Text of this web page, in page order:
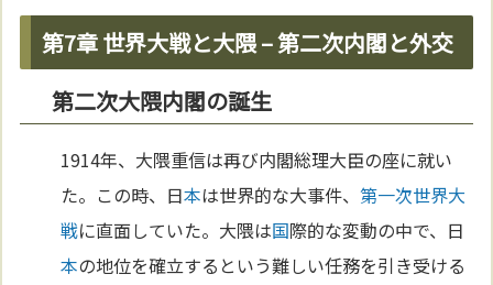
第7章 世界大戦と大隈 – 第二次内閣と外交
第二次大隈内閣の誕生
1914年、大隈重信は再び内閣総理大臣の座に就い
た。この時、日本は世界的な大事件、第一次世界大
戦に直面していた。大隈は国際的な変動の中で、日
本の地位を確立するという難しい任務を引き受ける